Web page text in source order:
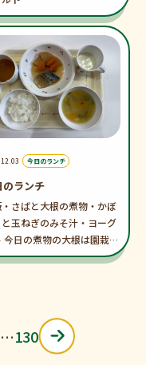
今日のランチ
のランチ
さばと大根の煮物・かぼ
玉ねぎのみそ汁・ヨーグ
今日の煮物の大根は園栽培
根でした(^^)
…130